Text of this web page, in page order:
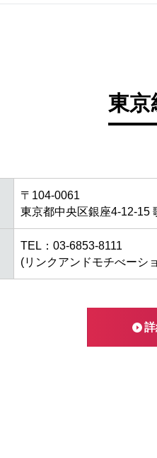
東京
〒104-0061
東京都中央区銀座4-12-15
TEL：03-6853-8111
(リンクアンドモチべーシ